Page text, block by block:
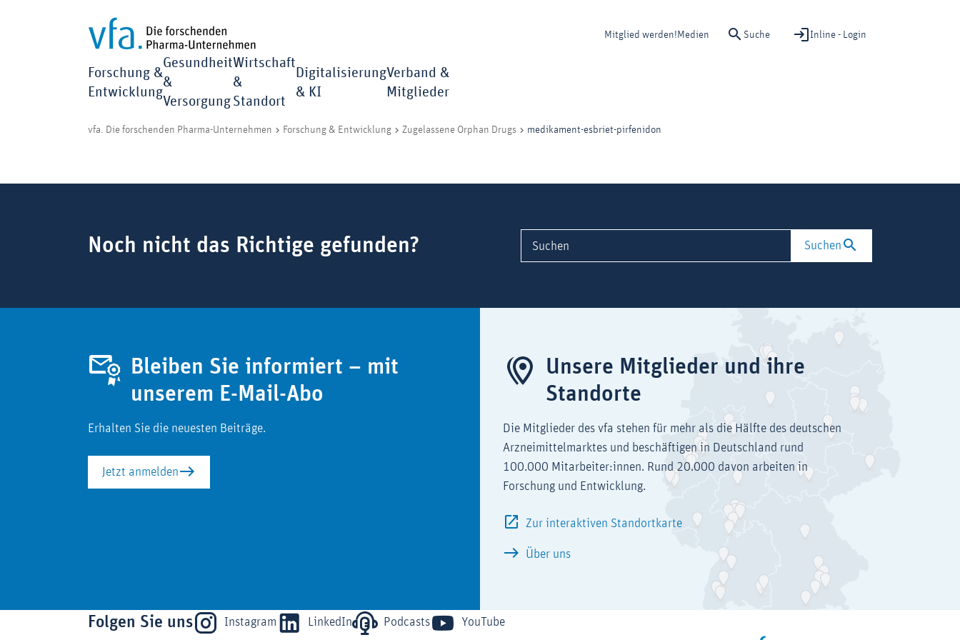
Mitglied werden! Medien Suche Inline - Login
Forschung &
Entwicklung
Gesundheit
&
Versorgung
Wirtschaft
&
Standort
Digitalisierung
& KI
Verband &
Mitglieder
vfa. Die forschenden Pharma-Unternehmen Forschung & Entwicklung Zugelassene Orphan Drugs medikament-esbriet-pirfenidon
Noch nicht das Richtige gefunden? Suchen Suchen
Bleiben Sie informiert – mit
unserem E-Mail-Abo
Erhalten Sie die neuesten Beiträge.
Jetzt anmelden
Unsere Mitglieder und ihre
Standorte
Die Mitglieder des vfa stehen für mehr als die Hälfte des deutschen
Arzneimittelmarktes und beschäftigen in Deutschland rund
100.000 Mitarbeiter:innen. Rund 20.000 davon arbeiten in
Forschung und Entwicklung.
Zur interaktiven Standortkarte
Über uns
Folgen Sie uns Instagram LinkedIn Podcasts YouTube